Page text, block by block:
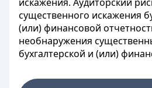
существенного искажения
(или) финансовой
необнаружения
бухгалтерской и (или)